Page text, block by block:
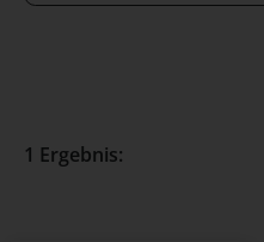
1 Ergebnis: